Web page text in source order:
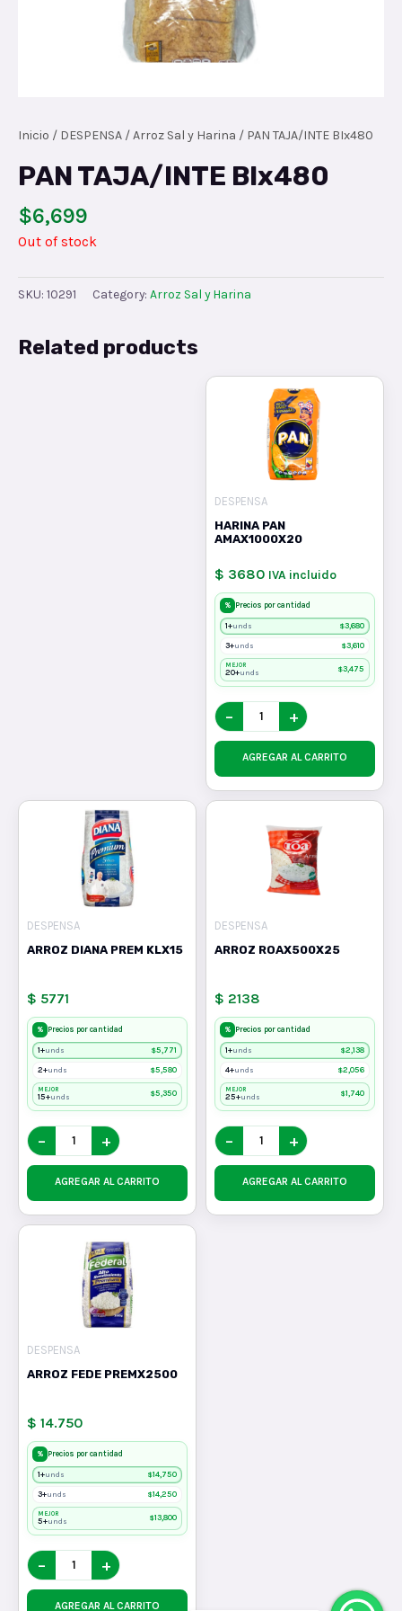
Inicio / DESPENSA /Arroz Sal y Harina / PAN TAJA/INTE BIx480
PAN TAJA/INTE BIx480
$6,699
Out of stock
SKU: 10291 Category: Arroz Sal y Harina
Related products
DESPENSA
HARINA PAN
AMAX1000X20
$ 3680 IVA incluido
% Precios por cantidad
1+unds $3,680
3+unds $3,610
MEJOR
20+unds $3,475
− +
AGREGAR AL CARRITO
DESPENSA
ARROZ DIANA PREM KLX15
$ 5771
% Precios por cantidad
1+unds $5,771
2+unds $5,580
MEJOR
15+unds $5,350
− +
AGREGAR AL CARRITO
DESPENSA
ARROZ ROAX500X25
$ 2138
% Precios por cantidad
1+unds $2,138
4+unds $2,056
MEJOR
25+unds $1,740
− +
AGREGAR AL CARRITO
DESPENSA
ARROZ FEDE PREMX2500
$ 14.750
% Precios por cantidad
1+unds $14,750
3+unds $14,250
MEJOR
5+unds $13,800
− +
AGREGAR AL CARRITO